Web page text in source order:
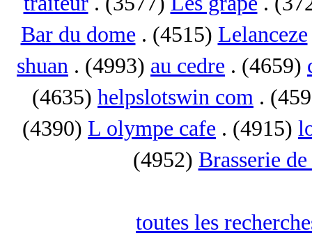
Bar du dome . (4515) Lelanceze
shuan . (4993) au cedre . (4659)
(4635) helpslotswin com .
(4390) L olympe cafe . (4915)
(4952) Brasserie
toutes les